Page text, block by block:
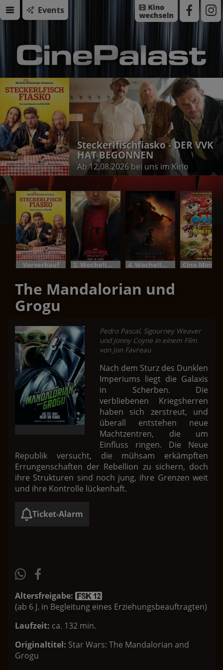
Events
Steckerlfischfiasko - DER VVK
HAT BEGONNEN
Ab 12.08.2026 bei uns im Kino
Vorverkauf 2. Woche!Im Bundesstart 4. Woche!Im Bundesstart
The Mandalorian und
Grogu
Pedro Pascal, Sigourney Weaver
und Jonny Coyne in einem Film
von Jon Favreau
Nach dem Sturz des Dunklen
Imperiums liegt die Galaxis
in Scherben. Die
verbliebenen Kriegsherren
haben sich zerstreut, und
überall entstehen neue
Machtzentren, die um
Einfluss ringen. Die Neue
Republik versucht, die mühsam erkämpften
Errungenschaften der Rebellion zu sichern, doch
ihre Strukturen sind noch jung, ihre Grenzen weit
und ihre Kontrolle lückenhaft.
Ticket-Alarm
Altersfreigabe:
(ab 6 J. in Begleitung eines Erziehungsbeauftragten)
Laufzeit: ca. 132 min.
Originaltitel: Star Wars: The Mandalorian and
Grogu